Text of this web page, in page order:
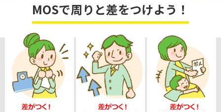
MOSで周りと差をつけよう！